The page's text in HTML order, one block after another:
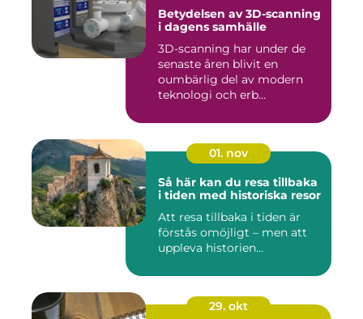
Betydelsen av 3D-scanning
i dagens samhälle
3D-scanning har under de
senaste åren blivit en
oumbärlig del av modern
teknologi och erb...
01. nov
Så här kan du resa tillbaka
i tiden med historiska resor
Att resa tillbaka i tiden är
förstås omöjligt – men att
uppleva historien...
29. okt